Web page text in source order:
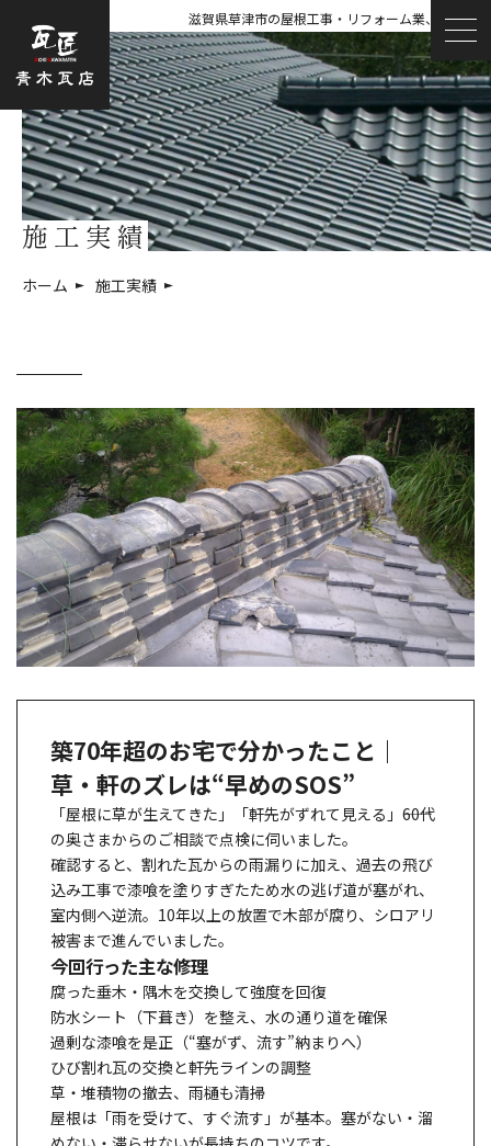
滋賀県草津市の屋根工事・リフォーム業、青木瓦店
施工実績
ホーム 施工実績
築70年超のお宅で分かったこと｜
草・軒のズレは“早めのSOS”
「屋根に草が生えてきた」「軒先がずれて見える」――60代
の奥さまからのご相談で点検に伺いました。
確認すると、 割れた瓦からの雨漏り に加え、過去の飛び
込み工事で漆喰を塗りすぎたため水の逃げ道が塞がれ、
室内側へ逆流。 10年以上の放置で木部が腐り、シロアリ
被害まで進んでいました。
今回行った主な修理
腐った垂木・隅木を交換 して強度を回復
防水シート（下葺き）を整え、水の通り道を確保
過剰な漆喰を是正 （“塞がず、流す”納まりへ）
ひび割れ瓦の交換と軒先ラインの調整
草・堆積物の撤去、雨樋も清掃
屋根は「雨を受けて、すぐ流す」が基本。 塞がない・溜